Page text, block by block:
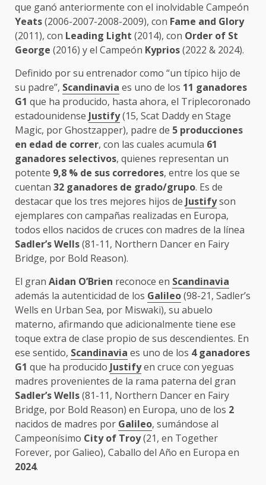
que ganó anteriormente con el inolvidable Campeón
Yeats(2006-2007-2008-2009), con Fame and Glory
(2011), con Leading Light (2014), con Order of St
George (2016) y el Campeón Kyprios(2022 & 2024).
Definido por su entrenador como “un típico hijo de
su padre”, Scandinavia es uno de los 11 ganadores
G1 que ha producido, hasta ahora, el Triplecoronado
estadounidense Justify(15, Scat Daddy en Stage
Magic, por Ghostzapper), padre de 5 producciones
en edad de correr, con las cuales acumula 61
ganadores selectivos, quienes representan un
potente 9,8 % de sus corredores, entre los que se
cuentan 32 ganadores de grado/grupo. Es de
destacar que los tres mejores hijos de Justifyson
ejemplares con campañas realizadas en Europa,
todos ellos nacidos de cruces con madres de la línea
Sadler’s Wells(81-11, Northern Dancer en Fairy
Bridge, por Bold Reason).
El gran Aidan O’Brien reconoce en Scandinavia
además la autenticidad de los Galileo(98-21, Sadler’s
Wells en Urban Sea, por Miswaki), su abuelo
materno, afirmando que adicionalmente tiene ese
toque extra de clase propio de sus descendientes. En
ese sentido, Scandinavia es uno de los 4 ganadores
G1 que ha producido Justifyen cruce con yeguas
madres provenientes de la rama paterna del gran
Sadler’s Wells(81-11, Northern Dancer en Fairy
Bridge, por Bold Reason) en Europa, uno de los 2
nacidos de madres por Galileo, sumándose al
Campeonísimo City of Troy(21, en Together
Forever, por Galieo), Caballo del Año en Europa en
2024.